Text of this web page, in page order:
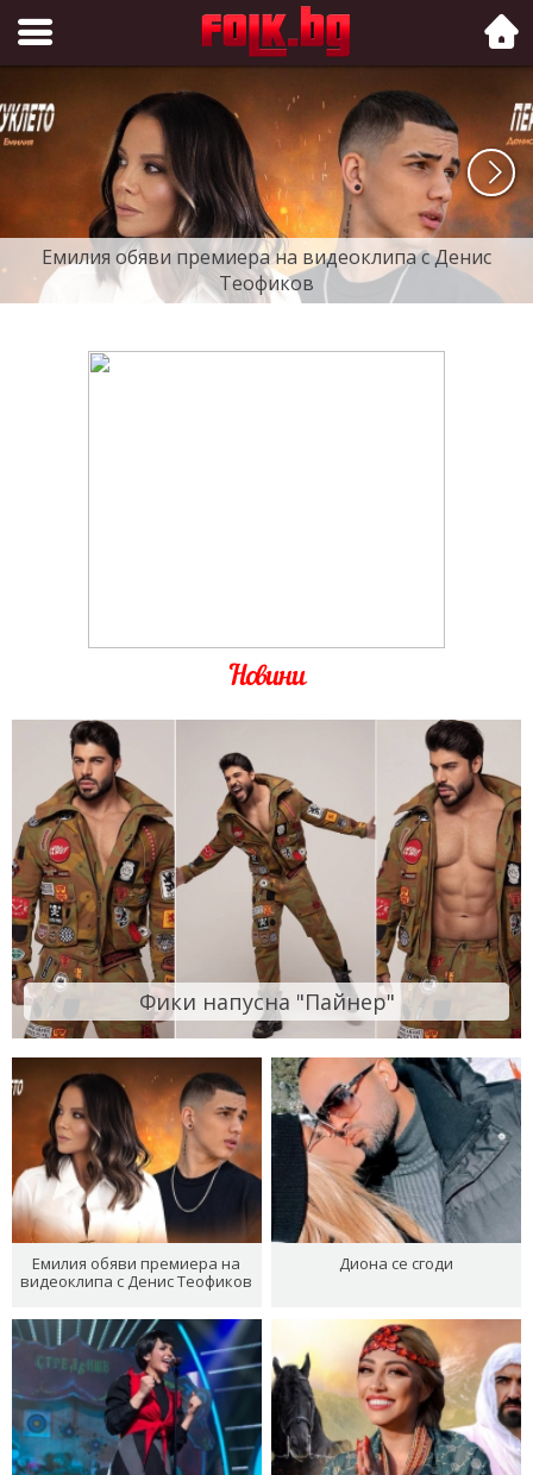
Folk.bg
Емилия обяви премиера на видеоклипа с Денис
Теофиков
Новини
Фики напусна "Пайнер"
Емилия обяви премиера на
видеоклипа с Денис Теофиков
Диона се сгоди